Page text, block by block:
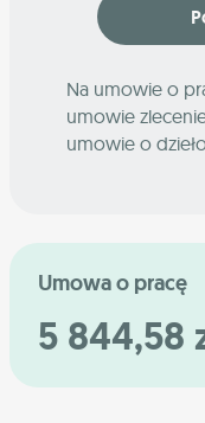
Na umowie o
umowie
umowie o
Umowa o pracę
5 844,58